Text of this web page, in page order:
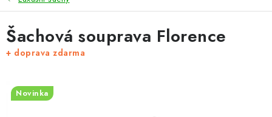
ŠACHY
ŠACHOVÉ FIGURKY
ŠACHOVÉ HODINY
Šachová souprava Florence
+ doprava zdarma
Novinka